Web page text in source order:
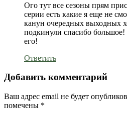
Ого тут все сезоны прям
серии есть какие я еще не
канун очередных выходных
подкинули спасибо
его!
Ответить
Добавить комментарий
Ваш адрес email не будет
помечены *